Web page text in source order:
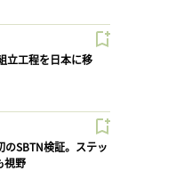
立工程を日本に移
のSBTN検証。ステッ
視野